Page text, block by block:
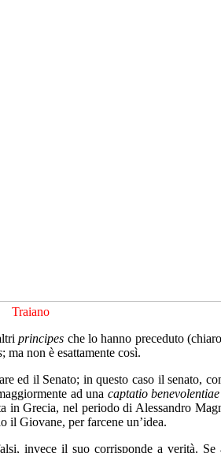
Traiano
principes che lo hanno preceduto
; ma non è esattamente così.
il Senato; in questo caso il senato,
ad una captatio benevolentiae
in Grecia, nel periodo di Alessandro
il Giovane, per farcene un’idea.
invece il suo corrisponde a verità.